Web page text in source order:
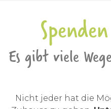
Es gibt viele
Nicht jeder hat die